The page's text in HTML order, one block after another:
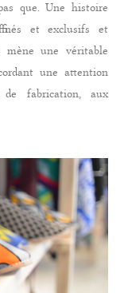
que. Une histoire
et exclusifs et
une véritable
une attention
de fabrication, aux